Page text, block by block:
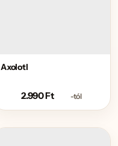
Axolotl
2.990Ft -tól